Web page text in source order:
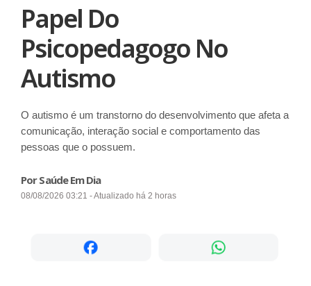
Papel Do
Psicopedagogo No
Autismo
O autismo é um transtorno do desenvolvimento que afeta a
comunicação, interação social e comportamento das
pessoas que o possuem.
Por Saúde Em Dia
08/08/2026 03:21 - Atualizado há 2 horas